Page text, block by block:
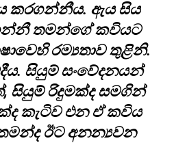
කරගන්නීය. ඇය සිය
ගන්නී තමන්ගේ කවියට
රම්‍යතාව තුළිනි.
සියුම් සංවේදනයන්
සියුම් රිදුමක්ද සමගින්
කැටිව එන ඒ කවිය
ඊට අනන්‍යවන